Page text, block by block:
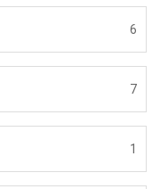
6
7
1